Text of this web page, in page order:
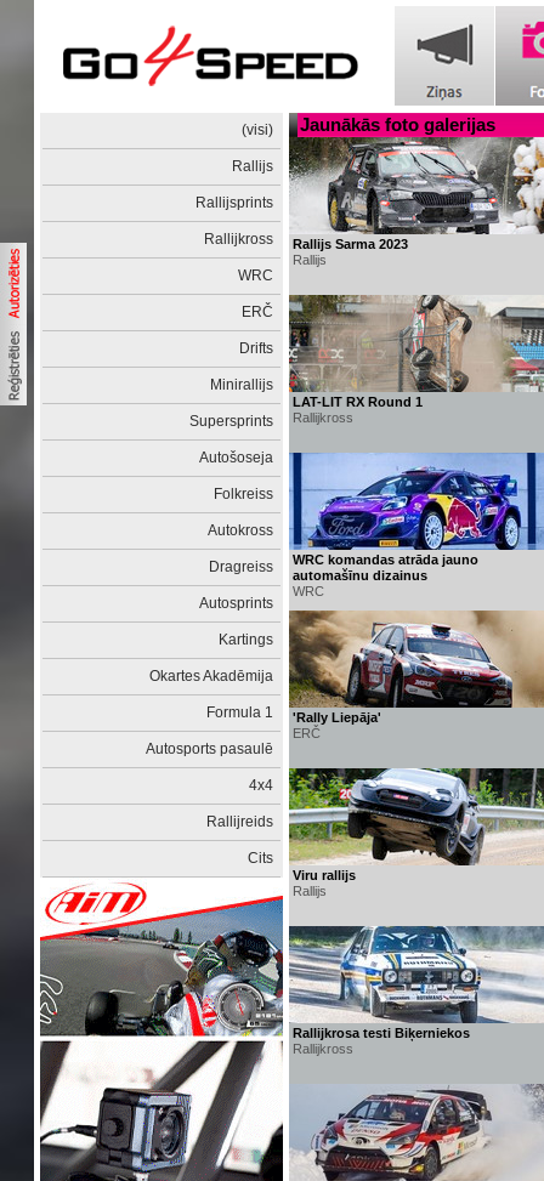
(visi)
Rallijs
Rallijsprints
Rallijkross
WRC
ERČ
Drifts
Minirallijs
Supersprints
Autošoseja
Folkreiss
Autokross
Dragreiss
Autosprints
Kartings
Okartes Akadēmija
Formula 1
Autosports pasaulē
4x4
Rallijreids
Cits
Jaunākās foto galerijas
Rallijs Sarma 2023
Rallijs
LAT-LIT RX Round 1
Rallijkross
WRC komandas atrāda jauno
automašīnu dizainus
WRC
'Rally Liepāja'
ERČ
Viru rallijs
Rallijs
Rallijkrosa testi Biķerniekos
Rallijkross